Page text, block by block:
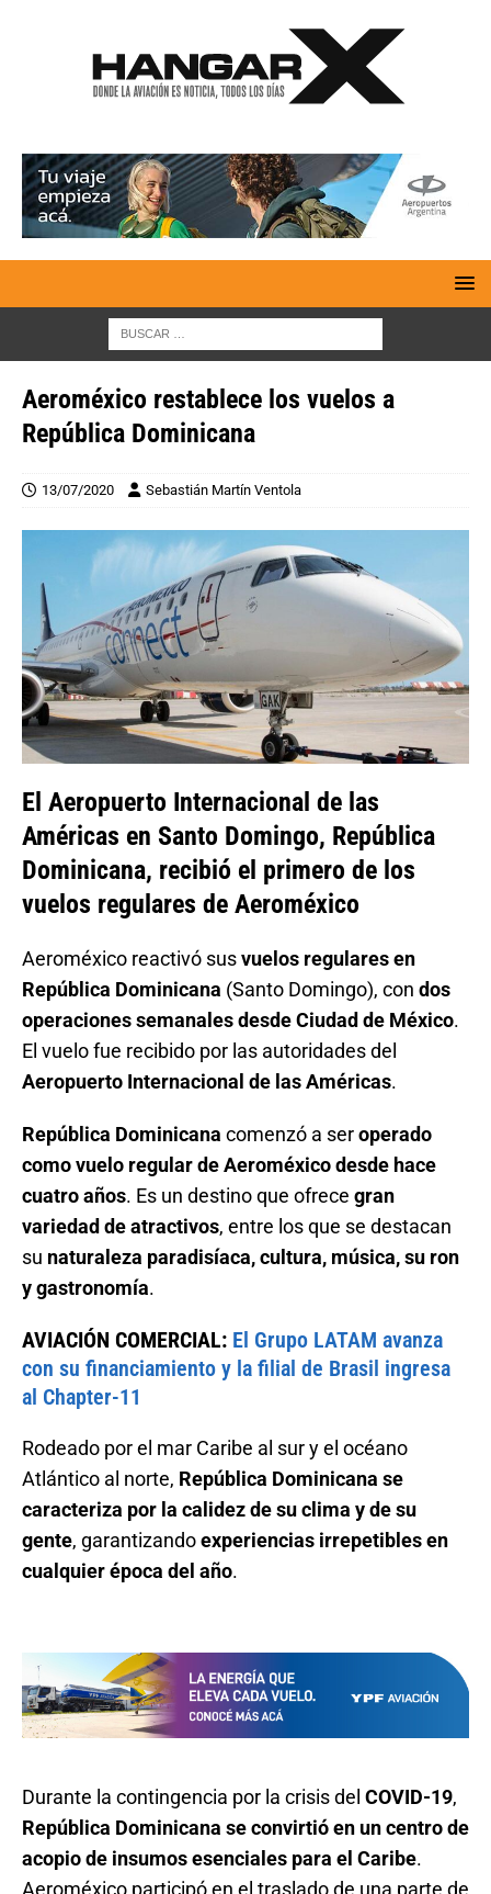
Aeroméxico restablece los vuelos a
República Dominicana
13/07/2020 Sebastián Martín Ventola
El Aeropuerto Internacional de las
Américas en Santo Domingo, República
Dominicana, recibió el primero de los
vuelos regulares de Aeroméxico
Aeroméxico reactivó susvuelos regulares en
República Dominicana (Santo Domingo), con dos
operaciones semanales desde Ciudad de México.
El vuelo fue recibido por las autoridades del
Aeropuerto Internacional de las Américas.
República Dominicana comenzó a seroperado
como vuelo regular de Aeroméxico desde hace
cuatro años. Es un destino que ofrece gran
variedad de atractivos, entre los que se destacan
su naturaleza paradisíaca, cultura, música, su ron
y gastronomía.
AVIACIÓN COMERCIAL: El Grupo LATAM avanza
con su financiamiento y la filial de Brasil ingresa
al Chapter-11
Rodeado por el mar Caribe al sur y el océano
Atlántico al norte, República Dominicana se
caracteriza por la calidez de su clima y de su
gente, garantizandoexperiencias irrepetibles en
cualquier época del año.
Durante la contingencia por la crisis del COVID-19,
República Dominicana se convirtió en un centro de
acopio de insumos esenciales para el Caribe.